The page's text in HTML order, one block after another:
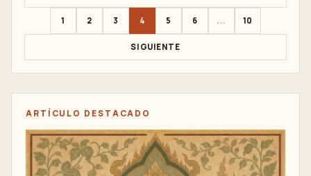
1 2 3 4 5 6 ... 10
SIGUIENTE
ARTÍCULO DESTACADO